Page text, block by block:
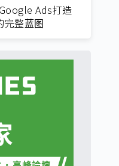
Ads打造
整蓝图